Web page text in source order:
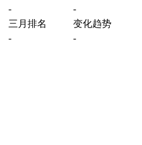
-
-
三月排名
变化趋势
- -